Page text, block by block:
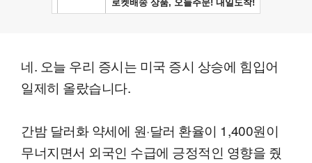
네. 오늘 우리 증시는 미국 증시 상승에 힘입어
일제히 올랐습니다.
간밤 달러화 약세에 원·달러 환율이 1,400원이
무너지면서 외국인 수급에 긍정적인 영향을 줬